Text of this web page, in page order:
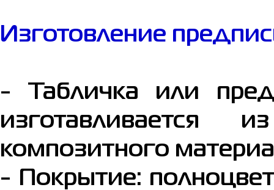
Изготовление
- Табличка или
изготавливается
композитного
- Покрытие: